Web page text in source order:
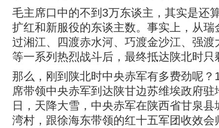
毛主席口中的不到3万东谈主，其实是还
扩红和新服役的东谈主数。事实上，从
过湘江、四渡赤水河、巧渡金沙江、强
等一系列热烈战斗后，最终抵达陕北时
那么，刚到陕北时中央赤军有多费劲呢
席带领中央赤军到达陕甘边苏维埃政府
日，天降大雪，中央赤军在陕西省甘泉
湾村，跟徐海东带领的红十五军团收效会